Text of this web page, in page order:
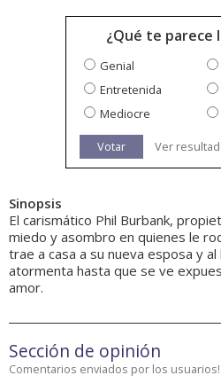
¿Qué te parece
Genial
Entretenida
Mediocre
Votar Ver
Sinopsis
El carismático Phil Burbank,
miedo y asombro en quienes le
trae a casa a su nueva esposa y
atormenta hasta que se ve
amor.
Sección de opinión
Comentarios enviados por los usuarios!